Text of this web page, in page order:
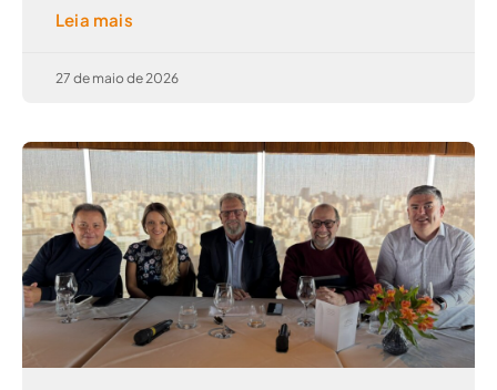
Leia mais
27 de maio de 2026